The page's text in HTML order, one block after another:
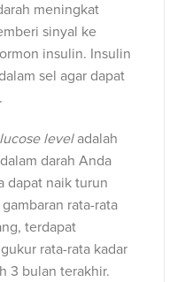
meningkat
sinyal ke
insulin. Insulin
sel agar dapat
leveladalah
darah Anda
dapat naik turun
rata-rata
terdapat
rata-rata kadar
3 bulan terakhir.